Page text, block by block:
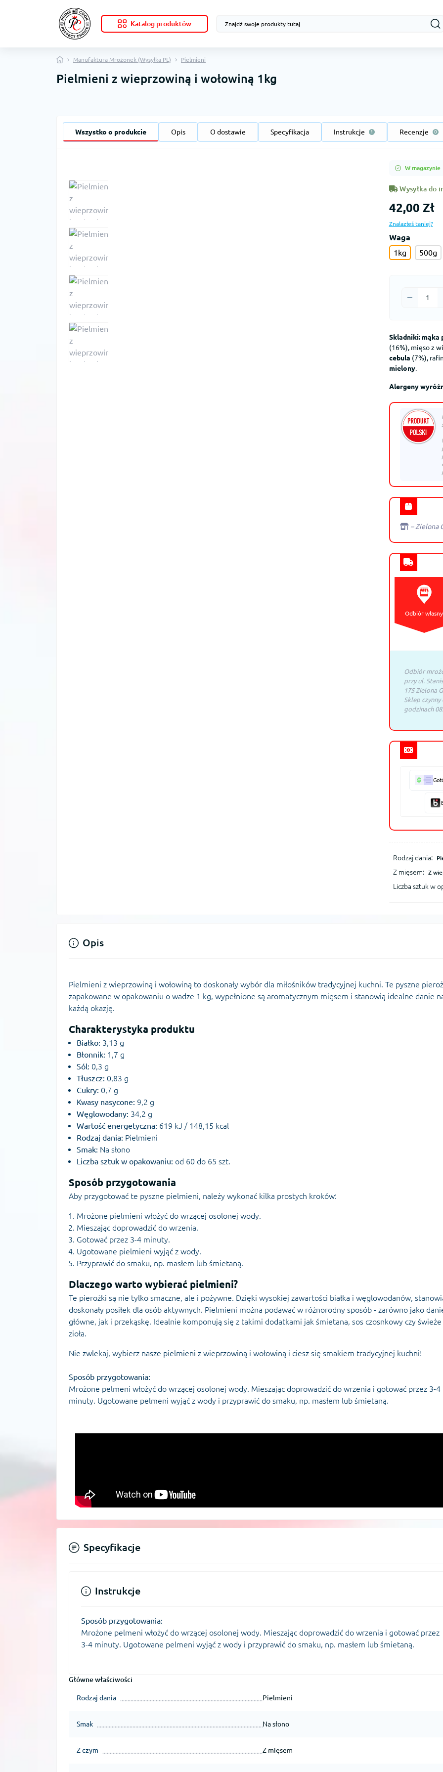
Katalog produktów
Manufaktura Mrożonek (Wysyłka PL) Pielmieni
Pielmieni z wieprzowiną i wołowiną 1kg
Wszystko o produkcie Opis O dostawie Specyfikacja Instrukcje 1 Recenzje 0
W magazynie
Wysyłka do
42,00 Zł
Znalazłeś taniej?
Waga
1kg
500g
Skladniki: mąka
(16%), mięso z
cebula (7%),
mielony.
Alergeny
– Zielona
Odbiór własny
Odbiór
przy ul.
175 Zielona
Sklep
godzinach
Rodzaj dania:
Z mięsem: Z
Liczba sztuk w
Opis
Pielmieni z wieprzowiną i wołowiną to doskonały wybór dla miłośników tradycyjnej kuchni. Te pyszne
zapakowane w opakowaniu o wadze 1 kg, wypełnione są aromatycznym mięsem i stanowią idealne danie
każdą okazję.
Charakterystyka produktu
Białko: 3,13 g
Błonnik: 1,7 g
Sól: 0,3 g
Tłuszcz: 0,83 g
Cukry: 0,7 g
Kwasy nasycone: 9,2 g
Węglowodany: 34,2 g
Wartość energetyczna: 619 kJ / 148,15 kcal
Rodzaj dania: Pielmieni
Smak: Na słono
Liczba sztuk w opakowaniu: od 60 do 65 szt.
Sposób przygotowania
Aby przygotować te pyszne pielmieni, należy wykonać kilka prostych kroków:
Mrożone pielmieni włożyć do wrzącej osolonej wody.
Mieszając doprowadzić do wrzenia.
Gotować przez 3-4 minuty.
Ugotowane pielmieni wyjąć z wody.
Przyprawić do smaku, np. masłem lub śmietaną.
Dlaczego warto wybierać pielmieni?
Te pierożki są nie tylko smaczne, ale i pożywne. Dzięki wysokiej zawartości białka i węglowodanów,
doskonały posiłek dla osób aktywnych. Pielmieni można podawać w różnorodny sposób - zarówno jako
główne, jak i przekąskę. Idealnie komponują się z takimi dodatkami jak śmietana, sos czosnkowy czy świeże
zioła.
Nie zwlekaj, wybierz nasze pielmieni z wieprzowiną i wołowiną i ciesz się smakiem tradycyjnej kuchni!
Sposób przygotowania:
Мrożone pelmeni włożyć do wrzącej osolonej wody. Mieszając doprowadzić do wrzenia i gotować przez 3-4
minuty. Ugotowane pelmeni wyjąć z wody i przyprawić do smaku, np. masłem lub śmietaną.
Specyfikacje
Instrukcje
Sposób przygotowania:
Мrożone pelmeni włożyć do wrzącej osolonej wody. Mieszając doprowadzić do wrzenia i gotować przez
3-4 minuty. Ugotowane pelmeni wyjąć z wody i przyprawić do smaku, np. masłem lub śmietaną.
Główne właściwości
Rodzaj dania Pielmieni
Smak Na słono
Z czym Z mięsem